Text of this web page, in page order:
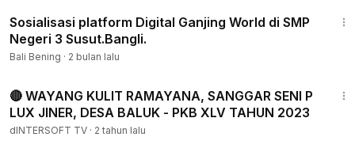
Sosialisasi platform Digital Ganjing World di SMP
Negeri 3 Susut.Bangli.
Bali Bening · 2 bulan lalu
🔴 WAYANG KULIT RAMAYANA, SANGGAR SENI P
LUX JINER, DESA BALUK - PKB XLV TAHUN 2023
dINTERSOFT TV · 2 tahun lalu